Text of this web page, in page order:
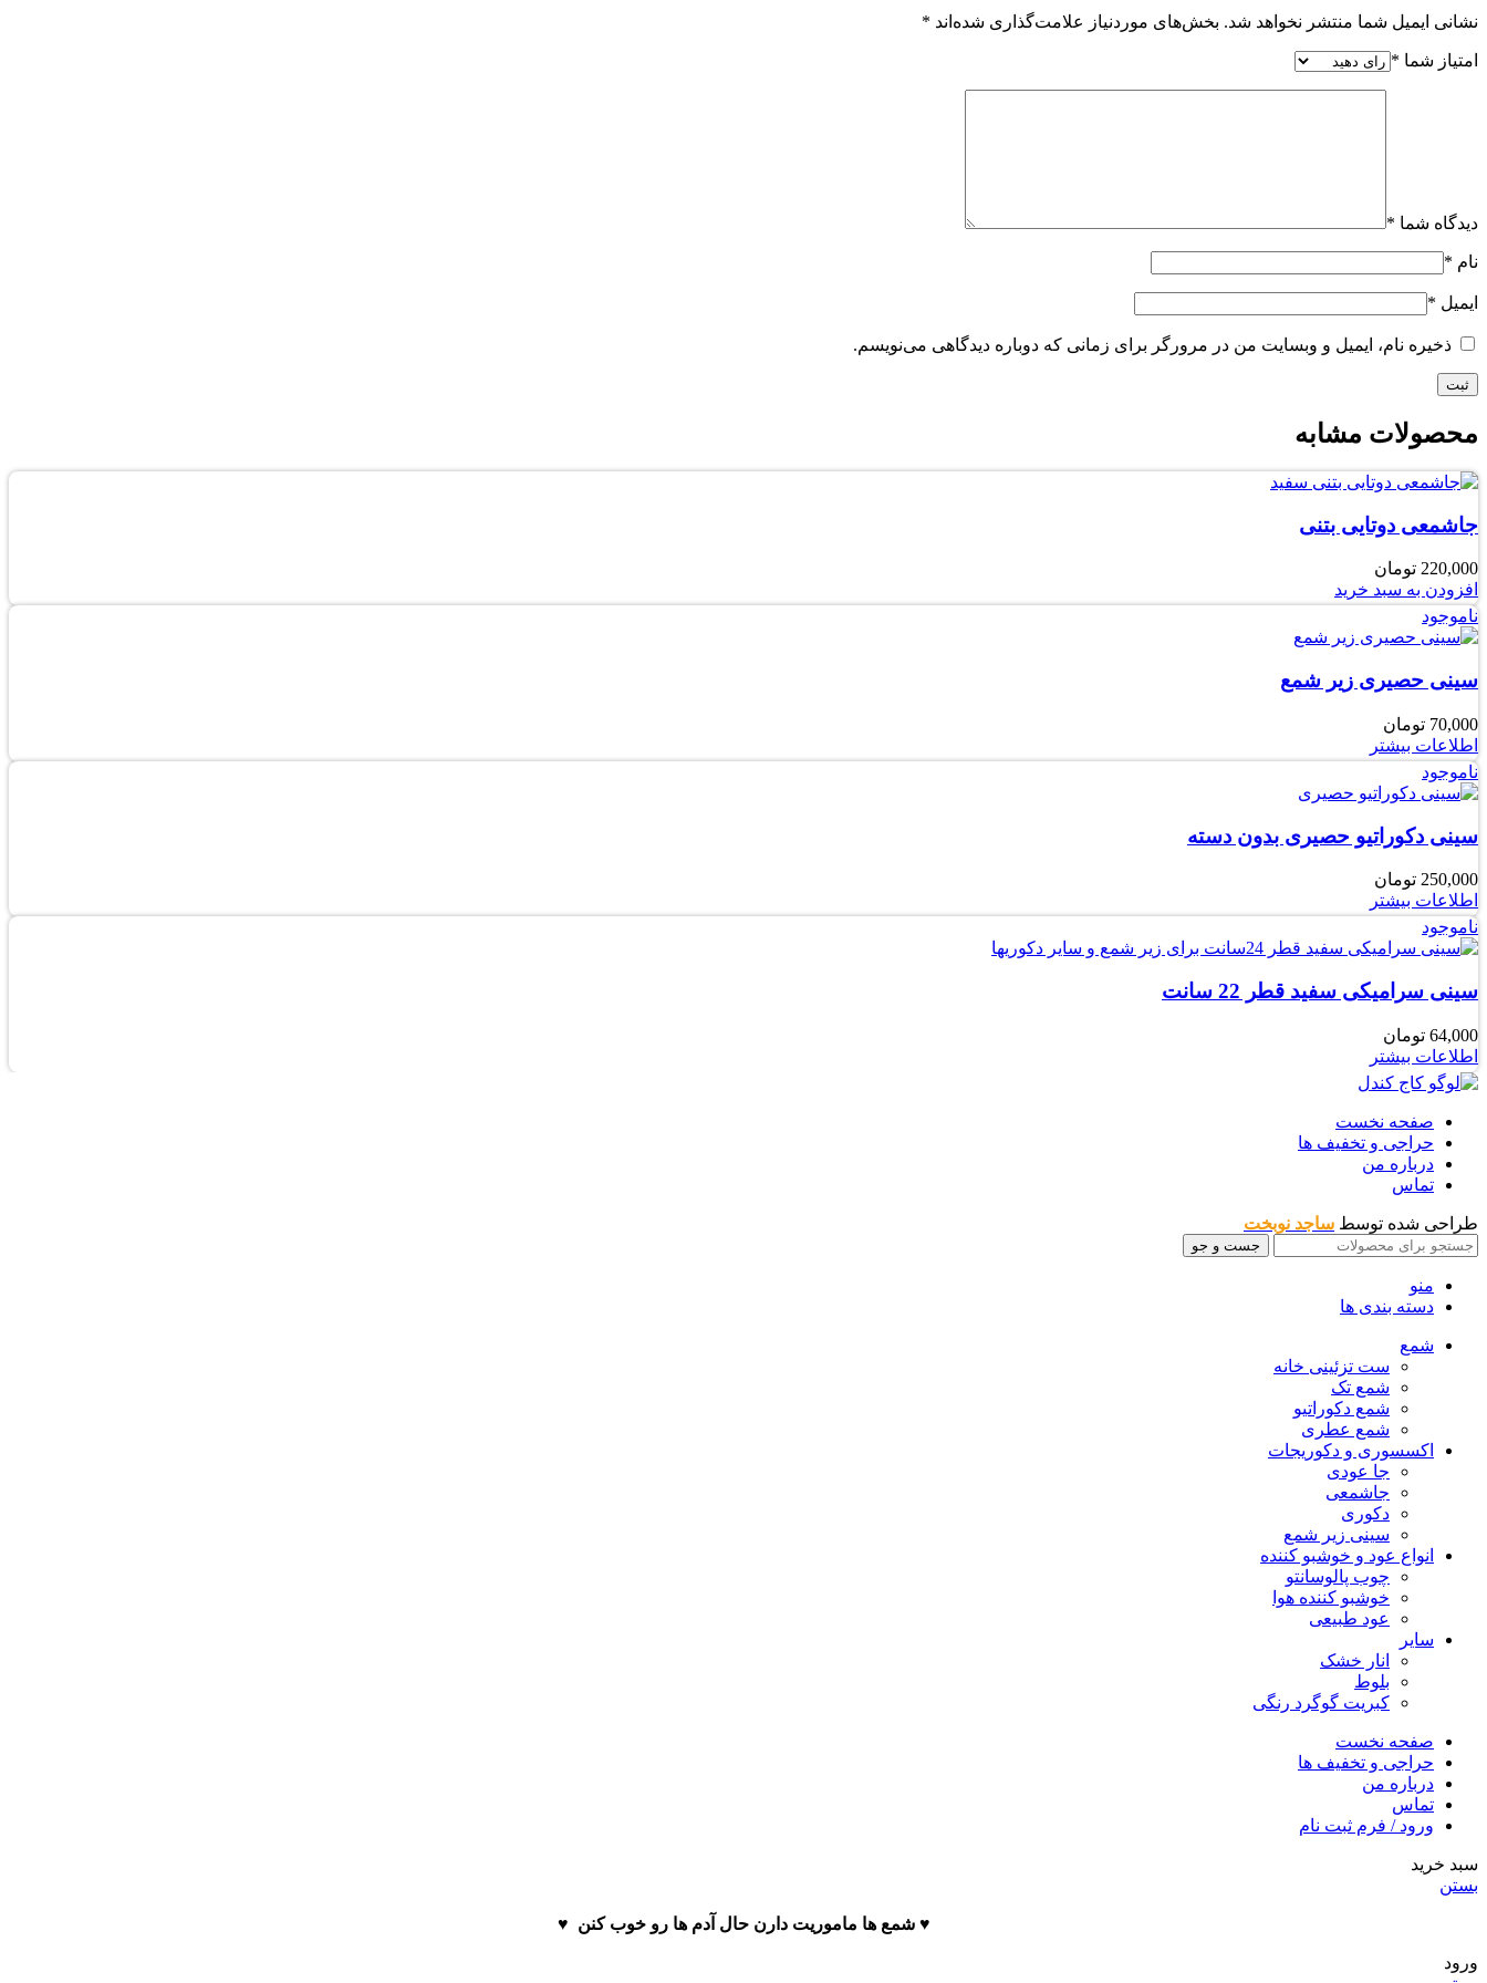
نشانی ایمیل شما منتشر نخواهد شد. بخش‌های موردنیاز علامت‌گذاری شده‌اند *
امتیاز شما *
دیدگاه شما *
نام *
ایمیل *
ذخیره نام، ایمیل و وبسایت من در مرورگر برای زمانی که دوباره دیدگاهی می‌نویسم.
محصولات مشابه
جاشمعی دوتایی بتنی
220,000 تومان
افزودن به سبد خرید
ناموجود
سینی حصیری زیر شمع
70,000 تومان
اطلاعات بیشتر
ناموجود
سینی دکوراتیو حصیری بدون دسته
250,000 تومان
اطلاعات بیشتر
ناموجود
سینی سرامیکی سفید قطر 22 سانت
64,000 تومان
اطلاعات بیشتر
صفحه نخست
حراجی و تخفیف ها
درباره من
تماس
طراحی شده توسط ساجد نوبخت
جست و جو
منو
دسته بندی ها
شمع
ست تزئینی خانه
شمع تک
شمع دکوراتیو
شمع عطری
اکسسوری و دکوریجات
جا عودی
جاشمعی
دکوری
سینی زیر شمع
انواع عود و خوشبو کننده
چوب پالوسانتو
خوشبو کننده هوا
عود طبیعی
سایر
انار خشک
بلوط
کبریت گوگرد رنگی
صفحه نخست
حراجی و تخفیف ها
درباره من
تماس
ورود / فرم ثبت نام
سبد خرید
بستن
♥️ شمع ها ماموریت دارن حال آدم ها رو خوب کنن ♥️
ورود